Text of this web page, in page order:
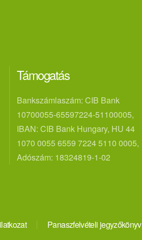
Támogatás
Bankszámlaszám: CIB Bank
10700055-65597224-51100005,
IBAN: CIB Bank Hungary, HU 44
1070 0055 6559 7224 5110 0005,
Adószám: 18324819-1-02
Panaszfelvételi jegyzőkönyv